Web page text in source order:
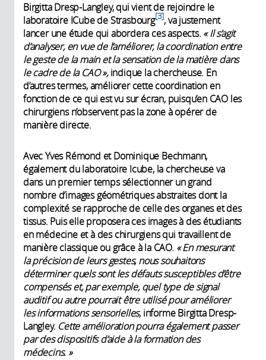
Birgitta Dresp-Langley, qui vient de rejoindre le
laboratoire ICube de Strasbourg 3 , va justement
lancer une étude qui abordera ces aspects. « Il s’agit
d’analyser, en vue de l’améliorer, la coordination entre
le geste de la main et la sensation de la matière dans
le cadre de la CAO »,indique la chercheuse. En
d’autres termes, améliorer cette coordination en
fonction de ce qui est vu sur écran, puisqu’en CAO les
chirurgiens n’observent pas la zone à opérer de
manière directe.
Avec Yves Rémond et Dominique Bechmann,
également du laboratoire Icube, la chercheuse va
dans un premier temps sélectionner un grand
nombre d’images géométriques abstraites dont la
complexité se rapproche de celle des organes et des
tissus. Puis elle proposera ces images à des étudiants
en médecine et à des chirurgiens qui travaillent de
manière classique ou grâce à la CAO. « En mesurant
la précision de leurs gestes, nous souhaitons
déterminer quels sont les défauts susceptibles d’être
compensés et, par exemple, quel type de signal
auditif ou autre pourrait être utilisé pour améliorer
les informations sensorielles,informe Birgitta Dresp-
Langley. Cette amélioration pourra également passer
par des dispositifs d’aide à la formation des
médecins. »